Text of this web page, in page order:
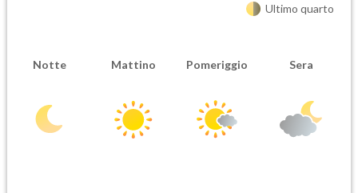
Ultimo quarto
Notte Mattino Pomeriggio Sera